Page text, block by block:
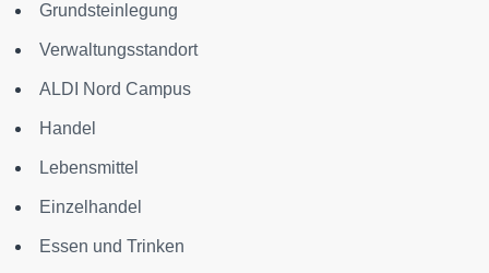
Grundsteinlegung
Verwaltungsstandort
ALDI Nord Campus
Handel
Lebensmittel
Einzelhandel
Essen und Trinken